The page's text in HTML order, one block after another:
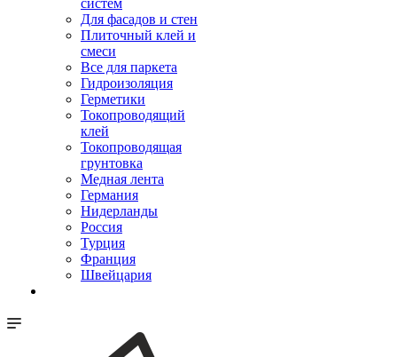
систем
Для фасадов и стен
Плиточный клей и
смеси
Все для паркета
Гидроизоляция
Герметики
Токопроводящий
клей
Токопроводящая
грунтовка
Медная лента
Германия
Нидерланды
Россия
Турция
Франция
Швейцария